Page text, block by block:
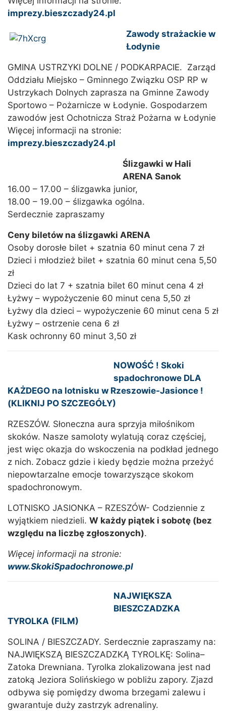
imprezy.bieszczady24.pl
Zawody strażackie w
Łodynie
GMINA USTRZYKI DOLNE / PODKARPACIE. Zarząd
Oddziału Miejsko – Gminnego Związku OSP RP w
Ustrzykach Dolnych zaprasza na Gminne Zawody
Sportowo – Pożarnicze w Łodynie. Gospodarzem
zawodów jest Ochotnicza Straż Pożarna w Łodynie
Więcej informacji na stronie:
imprezy.bieszczady24.pl
Ślizgawki w Hali
ARENA Sanok
16.00 – 17.00 – ślizgawka junior,
18.00 – 19.00 – ślizgawka ogólna.
Serdecznie zapraszamy
Ceny biletów na ślizgawki ARENA
Osoby dorosłe bilet + szatnia 60 minut cena 7 zł
Dzieci i młodzież bilet + szatnia 60 minut cena 5,50
zł
Dzieci do lat 7 + szatnia bilet 60 minut cena 4 zł
Łyżwy – wypożyczenie 60 minut cena 5,50 zł
Łyżwy dla dzieci – wypożyczenie 60 minut cena 5 zł
Łyżwy – ostrzenie cena 6 zł
Kask ochronny 60 minut 3,50 zł
NOWOŚĆ ! Skoki
spadochronowe DLA
KAŻDEGO na lotnisku w Rzeszowie-Jasionce !
(KLIKNIJ PO SZCZEGÓŁY)
RZESZÓW. Słoneczna aura sprzyja miłośnikom
skoków. Nasze samoloty wylatują coraz częściej,
jest więc okazja do wskoczenia na podkład jednego
z nich. Zobacz gdzie i kiedy będzie można przeżyć
niepowtarzalne emocje towarzyszące skokom
spadochronowym.
LOTNISKO JASIONKA – RZESZÓW- Codziennie z
wyjątkiem niedzieli. W każdy piątek i sobotę (bez
względu na liczbę zgłoszonych).
Więcej informacji na stronie:
www.SkokiSpadochronowe.pl
NAJWIĘKSZA
BIESZCZADZKA
TYROLKA (FILM)
SOLINA / BIESZCZADY. Serdecznie zapraszamy na:
NAJWIĘKSZĄ BIESZCZADZKĄ TYROLKĘ: Solina–
Zatoka Drewniana. Tyrolka zlokalizowana jest nad
zatoką Jeziora Solińskiego w pobliżu zapory. Zjazd
odbywa się pomiędzy dwoma brzegami zalewu i
gwarantuje duży zastrzyk adrenaliny.